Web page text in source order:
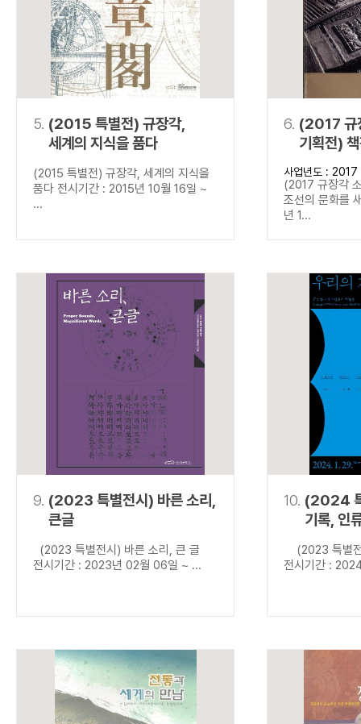
5. (2015 특별전) 규장각,
세계의 지식을 품다
(2015 특별전) 규장각, 세계의 지식을
품다 전시기간 : 2015년 10월 16일 ~
...
6. (2017 규
기획전)
새기다
사업년도 : 2017
(2017 규장각
조선의 문화를
년 1...
9. (2023 특별전시) 바른 소리,
큰글
(2023 특별전시) 바른 소리, 큰 글
전시기간 : 2023년 02월 06일 ~ ...
10. (2024
기록, 인
(2023 특별
전시기간 :